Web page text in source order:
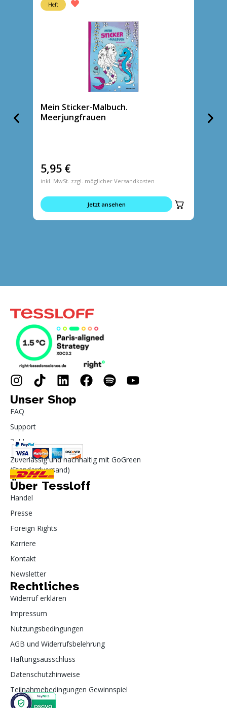
Heft
Mein Sticker-Malbuch.
Meerjungfrauen
5,95 €
inkl. MwSt. zzgl. möglicher Versandkosten
Jetzt ansehen
Unser Shop
FAQ
Support
Zahlung
Zuverlässig und nachhaltig mit GoGreen
(Standardversand)
Über Tessloff
Handel
Presse
Foreign Rights
Karriere
Kontakt
Newsletter
Rechtliches
Widerruf erklären
Impressum
Nutzungsbedingungen
AGB und Widerrufsbelehrung
Haftungsausschluss
Datenschutzhinweise
Teilnahmebedingungen Gewinnspiel